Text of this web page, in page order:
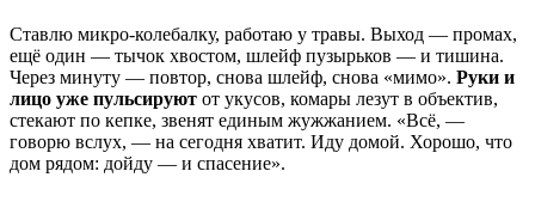
Ставлю микро-колебалку, работаю у травы. Выход — промах,
ещё один — тычок хвостом, шлейф пузырьков — и тишина.
Через минуту — повтор, снова шлейф, снова «мимо». Руки и
лицо уже пульсируют от укусов, комары лезут в объектив,
стекают по кепке, звенят единым жужжанием. «Всё, —
говорю вслух, — на сегодня хватит. Иду домой. Хорошо, что
дом рядом: дойду — и спасение».